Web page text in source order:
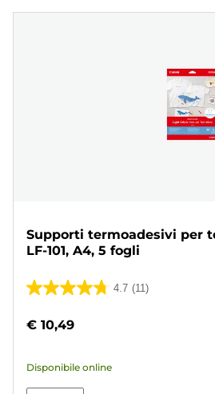
Supporti termoadesivi per
LF-101, A4, 5 fogli
4.7 (11)
4.7
5
11
€ 10,49
Disponibile online